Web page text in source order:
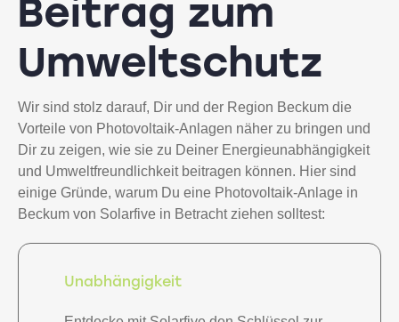
Beitrag zum
Umweltschutz
Wir sind stolz darauf, Dir und der Region Beckum die
Vorteile von Photovoltaik-Anlagen näher zu bringen und
Dir zu zeigen, wie sie zu Deiner Energieunabhängigkeit
und Umweltfreundlichkeit beitragen können. Hier sind
einige Gründe, warum Du eine Photovoltaik-Anlage in
Beckum von Solarfive in Betracht ziehen solltest:
Unabhängigkeit